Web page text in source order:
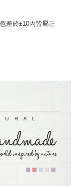
差於±10內皆屬正